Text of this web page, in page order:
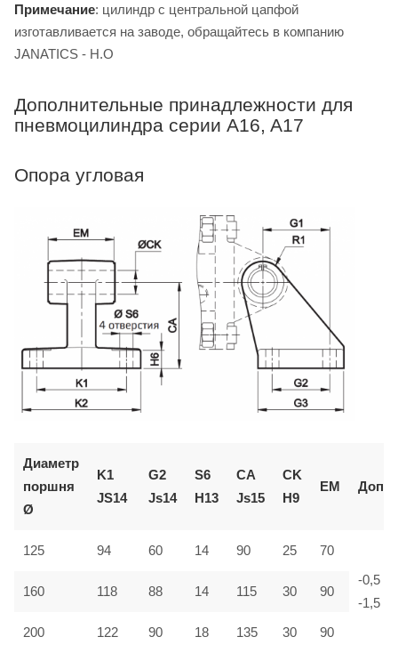
Примечание: цилиндр с центральной цапфой
изготавливается на заводе, обращайтесь в компанию
JANATICS - H.O
Дополнительные принадлежности для
пневмоцилиндра серии A16, A17
Опора угловая
Диаметр
поршня
Ø
K1
JS14
G2
Js14
S6
H13
CA
Js15
CK
H9
EM Доп.
125 94 60 14 90 25 70
-0,5
-1,5
160 118 88 14 115 30 90
200 122 90 18 135 30 90